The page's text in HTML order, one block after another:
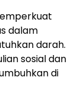
dalam
darah.
sosial dan
di